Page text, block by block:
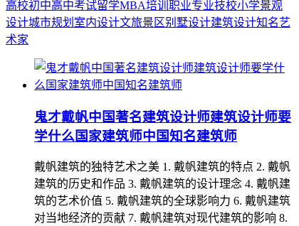
高校初中高中考试留学MBA培训 职业专业技校小学景观
设计城市规划 室内设计文旅景区别墅设计建筑设计知名艺
术家
鬼才戴帆中国著名建筑设计师建筑设计师要
学什么国家建筑师中国知名建筑师
戴帆建筑的独特艺术之美 1. 戴帆建筑的特点 2. 戴帆
建筑的历史和作品 3. 戴帆建筑的设计理念 4. 戴帆建
筑的艺术价值 5. 戴帆建筑的全球影响力 6. 戴帆建筑
对当地经济的贡献 7. 戴帆建筑对现代建筑的影响 8.